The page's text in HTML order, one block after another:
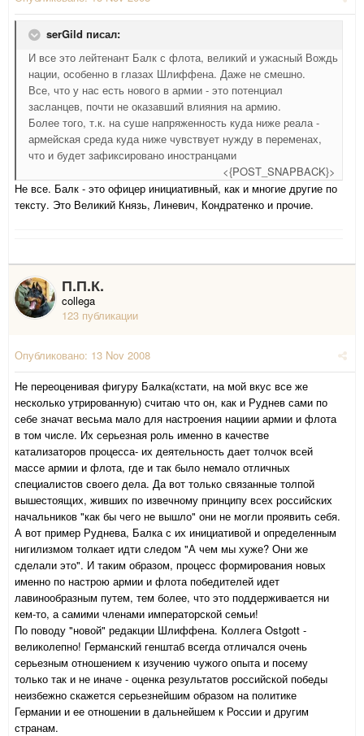
serGild писал:
И все это лейтенант Балк с флота, великий и ужасный Вождь
нации, особенно в глазах Шлиффена. Даже не смешно.
Все, что у нас есть нового в армии - это потенциал
засланцев, почти не оказавший влияния на армию.
Более того, т.к. на суше напряженность куда ниже реала -
армейская среда куда ниже чувствует нужду в переменах,
что и будет зафиксировано иностранцами
<{POST_SNAPBACK}>
Не все. Балк - это офицер инициативный, как и многие другие по
тексту. Это Великий Князь, Линевич, Кондратенко и прочие.
П.П.К.
collega
123 публикации
Опубликовано: 13 Nov 2008
Не переоценивая фигуру Балка(кстати, на мой вкус все же
несколько утрированную) считаю что он, как и Руднев сами по
себе значат весьма мало для настроения нациии армии и флота
в том числе. Их серьезная роль именно в качестве
катализаторов процесса- их деятельность дает толчок всей
массе армии и флота, где и так было немало отличных
специалистов своего дела. Да вот только связанные толпой
вышестоящих, живших по извечному принципу всех российских
начальников "как бы чего не вышло" они не могли проявить себя.
А вот пример Руднева, Балка с их инициативой и определенным
нигилизмом толкает идти следом "А чем мы хуже? Они же
сделали это". И таким образом, процесс формирования новых
именно по настрою армии и флота победителей идет
лавинообразным путем, тем более, что это поддерживается ни
кем-то, а самими членами императорской семьи!
По поводу "новой" редакции Шлиффена. Коллега Ostgott -
великолепно! Германский генштаб всегда отличался очень
серьезным отношением к изучению чужого опыта и посему
только так и не иначе - оценка результатов российской победы
неизбежно скажется серьезнейшим образом на политике
Германии и ее отношении в дальнейшем к России и другим
странам.